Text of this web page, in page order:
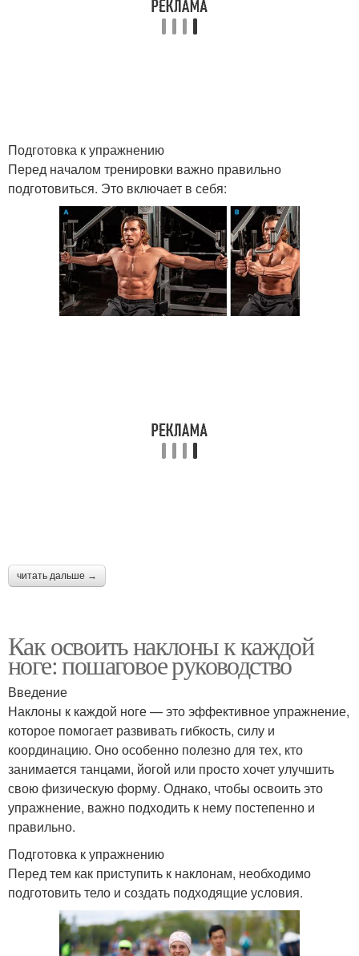
Подготовка к упражнению
Перед началом тренировки важно правильно
подготовиться. Это включает в себя:
читать дальше →
Как освоить наклоны к каждой
ноге: пошаговое руководство
Введение
Наклоны к каждой ноге — это эффективное упражнение,
которое помогает развивать гибкость, силу и
координацию. Оно особенно полезно для тех, кто
занимается танцами, йогой или просто хочет улучшить
свою физическую форму. Однако, чтобы освоить это
упражнение, важно подходить к нему постепенно и
правильно.
Подготовка к упражнению
Перед тем как приступить к наклонам, необходимо
подготовить тело и создать подходящие условия.